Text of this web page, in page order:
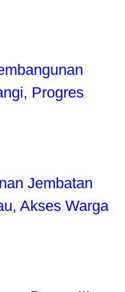
Progres
Jembatan
Akses Warga